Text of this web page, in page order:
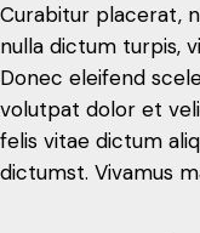
dictumst. Vivamus
lorem
constur
urna vel
Curabitur placerat,
nulla dictum turpis,
Donec eleifend
volutpat dolor et
felis vitae dictum
dictumst. Vivamus